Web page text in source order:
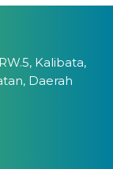
Kalibata,
Daerah